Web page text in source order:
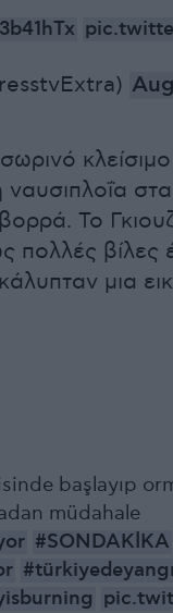
Το
πολλές βίλες
μια
başlayıp
müdahale
#SONDAKİKA